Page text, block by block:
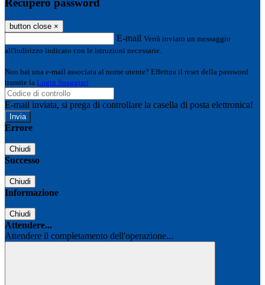
button close ×
E-mail Verrà inviato un messaggio
all'indirizzo indicato con le istruzioni necessarie.
Non hai una e-mail associata al nome utente? Effettua il reset della password
tramite la Login Spaggiari
E-mail inviata, si prega di controllare la casella di posta elettronica!
Errore
Chiudi
Successo
Chiudi
Informazione
Chiudi
Attendere...
Attendere il completamento dell'operazione...